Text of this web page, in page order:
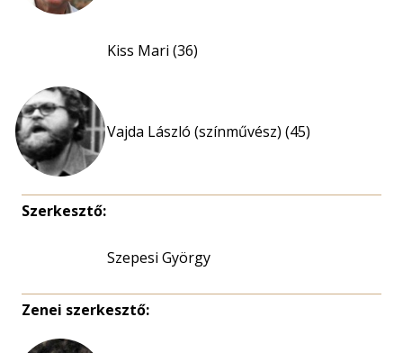
Kiss Mari (36)
Vajda László (színművész) (45)
Szerkesztő:
Szepesi György
Zenei szerkesztő: